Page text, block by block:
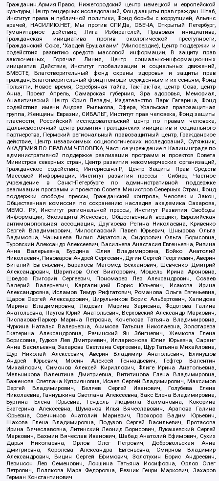
Гражданин.Армия.Право, Нижегородский центр немецкой и европейской
культуры, Центр гендерных исследований, Фонд защиты прав граждан Штаб,
Институт права и публичной политики, Фонд борьбы с коррупцией, Альянс
врачей, НАСИЛИЮ.НЕТ, Мы против СПИДа, СВЕЧА, Открытый Петербург,
Гуманитарное действие, Лига Избирателей, Правовая инициатива,
Гражданская инициатива против экологической преступности,
Гражданский Союз, "Хасдей Ерушалаим" (Милосердие), Центр поддержки и
содействия развитию средств массовой информации, В защиту прав
заключенных, Горячая Линия, Центр социально-информационных
инициатив Действие, Институт глобализации и социальных движений,
ВМЕСТЕ, Благотворительный фонд охраны здоровья и защиты прав
граждан, Благотворительный фонд помощи осужденным и их семьям, Фонд
Тольятти, Новое время, Серебряная тайга, Так-Так-Так, центр Сова, центр
Анна, Проект Апрель, Самарская губерния, Эра здоровья, Мемориал,
Аналитический Центр Юрия Левады, Издательство Парк Гагарина, Фонд
содействия имени Андрея Рылькова, Сфера, Уральская правозащитная
группа, Женщины Евразии, СИБАЛЬТ, Институт прав человека, Фонд защиты
гласности, Российский исследовательский центр по правам человека,
Дальневосточный центр развития гражданских инициатив и социального
партнерства, Пермский региональный правозащитный центр, Гражданское
действие, Центр независимых социологических исследований, Сутяжник,
АКАДЕМИЯ ПО ПРАВАМ ЧЕЛОВЕКА, Частное учреждение в Калининграде по
административной поддержке реализации программ и проектов Совета
Министров северных стран, Центр развития некоммерческих организаций,
Гражданское содействие, Интернешнл-Р, Центр Защиты Прав Средств
Массовой Информации, Институт развития прессы - Сибирь, Частное
учреждение в Санкт-Петербурге по административной поддержке
реализации программ и проектов Совета Министров Северных Стран, Фонд
поддержки свободы прессы, Гражданский контроль, Человек и Закон,
Общественная комиссия по сохранению наследия академика Сахарова,
МЕМО. РУ, Институт региональной прессы, Институт Развития Свободы
Информации, Экозащита!-Женсовет, Общественный вердикт, Евразийская
антимонопольная ассоциация, Дзугкоева Регина Николаевна, Кривенко
Сергей Владимирович, Милославский Павел Юрьевич, Шнырова Ольга
Вадимовна, Чанышева Лилия Айратовна, Сидорович Ольга Борисовна,
Туровский Александр Алексеевич, Васильева Анастасия Евгеньевна, Ривина
Анна Валерьевна, Бурдина Юлия Владимировна, Бойко Анатолий
Николаевич, Пивоваров Андрей Сергеевич, Дугин Сергей Георгиевич, Аверин
Виталий Евгеньевич, Барахоев Магомед Бекханович, Шевченко Дмитрий
Александрович, Шарипков Олег Викторович, Мошель Ирина Ароновна,
Шведов Григорий Сергеевич, Пономарев Лев Александрович, Созаев
Валерий Валерьевич, Каргалицкий Борис Юльевич, Исакова Ирина
Александровна, Исламов Тимур Рифгатович, Романова Ольга Евгеньевна,
Щаров Сергей Алексадрович, Цирульников Борис Альбертович, Халидова
Марина Владимировна, Людевиг Марина Зариевна, Федотова Галина
Анатольевна, Паутов Юрий Анатольевич, Верховский Александр Маркович,
Пислакова-Паркер Марина Петровна, Кочеткова Татьяна Владимировна,
Чуркина Наталья Валерьевна, Акимова Татьяна Николаевна, Золотарева
Екатерина Александровна, Рачинский Ян Збигневич, Жемкова Елена
Борисовна, Гудков Лев Дмитриевич, Илларионова Юлия Юрьевна, Саранг
Анна Васильевна, Захарова Светлана Сергеевна, Щур Татьяна Михайловна,
Щур Николай Алексеевич, Аверин Владимир Анатольевич, Блинушов
Андрей Юрьевич, Мосин Алексей Геннадьевич, Гефтер Валентин
Михайлович, Симонов Алексей Кириллович, Флиге Ирина Анатольевна,
Мельникова Валентина Дмитриевна, Вититинова Елена Владимировна,
Баженова Светлана Куприяновна, Исаев Сергей Владимирович, Максимов
Сергей Владимирович, Беляев Сергей Иванович, Голубева Елена
Николаевна, Ганнушкина Светлана Алексеевна, Закс Елена Владимировна,
Буртина Елена Юрьевна, Гендель Людмила Залмановна, Кокорина
Екатерина Алексеевна, Шуманов Илья Вячеславович, Арапова Галина
Юрьевна, Свечников Анатолий Мариевич, Прохоров Вадим Юрьевич,
Шахова Елена Владимировна, Подузов Сергей Васильевич, Протасова
Ирина Вячеславовна, Литинский Леонид Борисович, Лукашевский Сергей
Маркович, Бахмин Вячеслав Иванович, Шабад Анатолий Ефимович, Сухих
Дарья Николаевна, Орлов Олег Петрович, Добровольская Анна
Дмитриевна, Королева Александра Евгеньевна, Смирнов Владимир
Александрович, Вицин Сергей Ефимович, Золотухин Борис Андреевич,
Левинсон Лев Семенович, Локшина Татьяна Иосифовна, Орлов Олег
Петрович, Полякова Мара Федоровна, Резник Генри Маркович, Захаров
Герман Константинович